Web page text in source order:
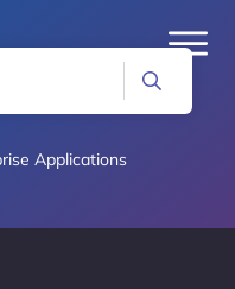
Applications